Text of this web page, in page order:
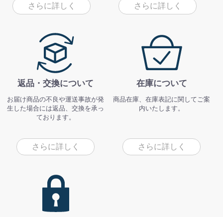
さらに詳しく さらに詳しく
返品・交換について
お届け商品の不良や運送事故が発
生した場合には返品、交換を承っ
ております。
さらに詳しく
在庫について
商品在庫、在庫表記に関してご案
内いたします。
さらに詳しく